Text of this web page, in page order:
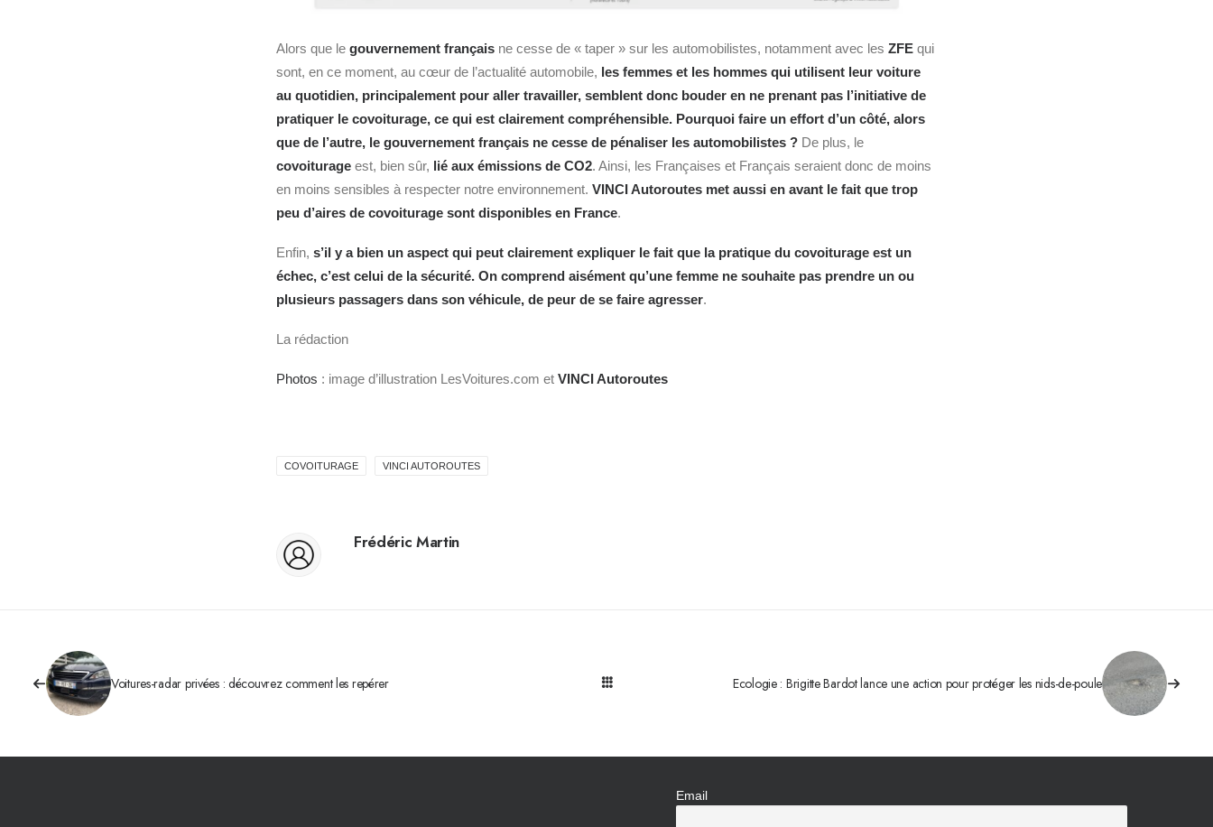
Alors que le gouvernement français ne cesse de « taper » sur les automobilistes, notamment avec les ZFE qui
sont, en ce moment, au cœur de l’actualité automobile, les femmes et les hommes qui utilisent leur voiture
au quotidien, principalement pour aller travailler, semblent donc bouder en ne prenant pas l’initiative de
pratiquer le covoiturage, ce qui est clairement compréhensible. Pourquoi faire un effort d’un côté, alors
que de l’autre, le gouvernement français ne cesse de pénaliser les automobilistes ? De plus, le
covoiturage est, bien sûr, lié aux émissions de CO2. Ainsi, les Françaises et Français seraient donc de moins
en moins sensibles à respecter notre environnement. VINCI Autoroutes met aussi en avant le fait que trop
peu d’aires de covoiturage sont disponibles en France.
Enfin, s’il y a bien un aspect qui peut clairement expliquer le fait que la pratique du covoiturage est un
échec, c’est celui de la sécurité. On comprend aisément qu’une femme ne souhaite pas prendre un ou
plusieurs passagers dans son véhicule, de peur de se faire agresser.
La rédaction
Photos : image d’illustration LesVoitures.com et VINCI Autoroutes
COVOITURAGE VINCI AUTOROUTES
Frédéric Martin
Voitures-radar privées : découvrez comment les repérer Ecologie : Brigitte Bardot lance une action pour protéger les nids-de-poule
Email